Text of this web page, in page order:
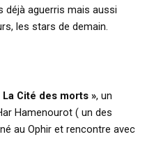
déjà aguerris mais aussi
les stars de demain.
La Cité des morts », un
Hamenourot ( un des
au Ophir et rencontre avec